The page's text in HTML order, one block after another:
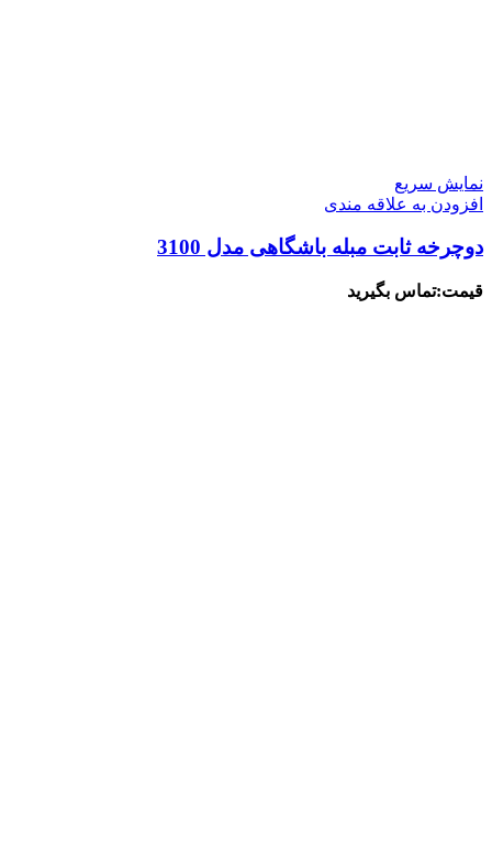
نمایش سریع
افزودن به علاقه مندی
دوچرخه ثابت مبله باشگاهی مدل 3100
قیمت:تماس بگیرید